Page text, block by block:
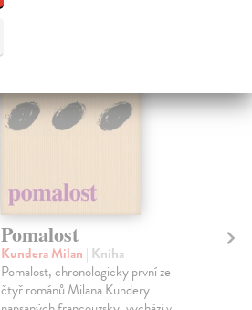
Pomalost
Kundera Milan | Kniha
Pomalost, chronologicky první ze
čtyř románů Milana Kundery